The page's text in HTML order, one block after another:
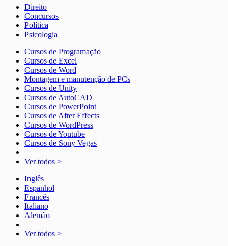
Direito
Concursos
Política
Psicologia
Cursos de Programação
Cursos de Excel
Cursos de Word
Montagem e manutenção de PCs
Cursos de Unity
Cursos de AutoCAD
Cursos de PowerPoint
Cursos de After Effects
Cursos de WordPress
Cursos de Youtube
Cursos de Sony Vegas
Ver todos >
Inglês
Espanhol
Francês
Italiano
Alemão
Ver todos >